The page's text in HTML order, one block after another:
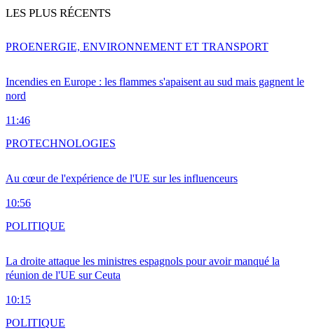
LES PLUS RÉCENTS
Incendies en Europe : les flammes s'apaisent au sud mais gagnent le
nord
11:46
PROENERGIE, ENVIRONNEMENT ET TRANSPORT
Au cœur de l'expérience de l'UE sur les influenceurs
10:56
PROTECHNOLOGIES
La droite attaque les ministres espagnols pour avoir manqué la
réunion de l'UE sur Ceuta
10:15
POLITIQUE
POLITIQUE